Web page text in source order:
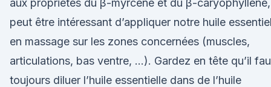
aux propriétés du β-myrcène et du β-
peut être intéressant d’appliquer notre huile
en massage sur les zones concernées (muscles,
articulations, bas ventre, …). Gardez en tête qu’il
toujours diluer l’huile essentielle dans de l’huile